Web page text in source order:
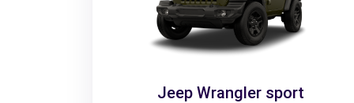
Jeep Wrangler sport